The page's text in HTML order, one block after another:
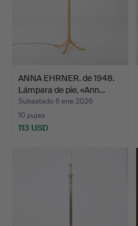
ANNA EHRNER. de 1948.
Lámpara de pie, «Ann…
Subastado 6 ene 2026
10 pujas
113 USD